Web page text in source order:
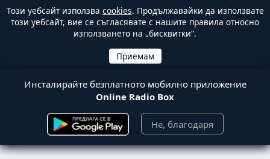
Този уебсайт използва cookies. Продължавайки да използвате
този уебсайт, вие се съгласявате с нашите правила относно
използването на „бисквитки“.
Инсталирайте безплатното мобилно приложение
Online Radio Box
Не, благодаря